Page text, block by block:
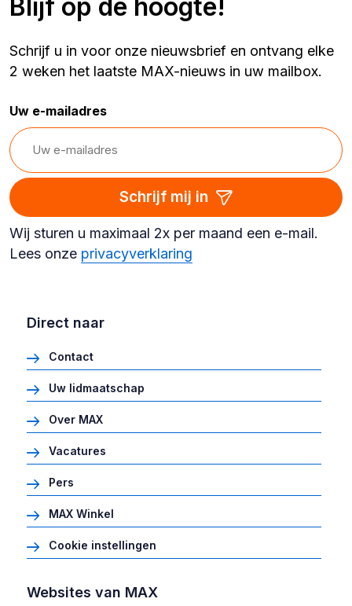
Blijf op de hoogte!
Schrijf u in voor onze nieuwsbrief en ontvang elke
2 weken het laatste MAX-nieuws in uw mailbox.
Uw e-mailadres
Schrijf mij in
Wij sturen u maximaal 2x per maand een e-mail.
Lees onze privacyverklaring
Direct naar
Contact
Uw lidmaatschap
Over MAX
Vacatures
Pers
MAX Winkel
Cookie instellingen
Websites van MAX